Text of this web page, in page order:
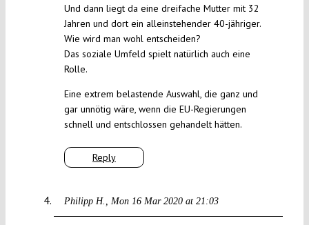
Reply
Und dann liegt da eine dreifache Mutter mit 32
Jahren und dort ein alleinstehender 40-jähriger.
Wie wird man wohl entscheiden?
Das soziale Umfeld spielt natürlich auch eine
Rolle.
Eine extrem belastende Auswahl, die ganz und
gar unnötig wäre, wenn die EU-Regierungen
schnell und entschlossen gehandelt hätten.
Philipp H. Mon 16 Mar 2020 at 21:03